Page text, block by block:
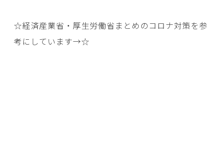
☆経済産業省・厚生労働省まとめのコロナ対策を参
考にしています→☆